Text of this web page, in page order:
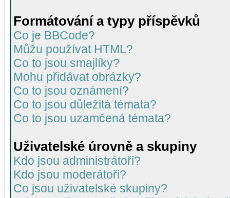
Formátování a typy příspěvků
Co je BBCode?
Můžu používat HTML?
Co to jsou smajlíky?
Mohu přidávat obrázky?
Co to jsou oznámení?
Co to jsou důležitá témata?
Co to jsou uzamčená témata?
Uživatelské úrovně a skupiny
Kdo jsou administrátoři?
Kdo jsou moderátoři?
Co jsou uživatelské skupiny?